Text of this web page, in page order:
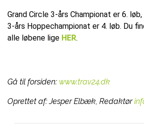
Grand Circle 3-års Championat er 6.
3-års Hoppechampionat er 4. løb. Du
alle løbene lige HER.
Gå til forsiden: www.trav24.dk
Oprettet af:Jesper Elbæk, Redaktør